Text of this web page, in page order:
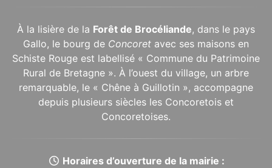
À la lisière de la Forêt de Brocéliande, dans le pays
Gallo, le bourg de Concoret avec ses maisons en
Schiste Rouge est labellisé « Commune du Patrimoine
Rural de Bretagne ». À l’ouest du village, un arbre
remarquable, le « Chêne à Guillotin », accompagne
depuis plusieurs siècles les Concoretois et
Concoretoises.
Horaires d’ouverture de la mairie :